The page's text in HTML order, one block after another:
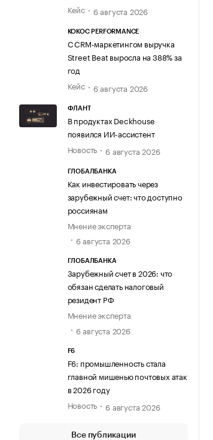
Кейс
6 августа 2026
KOKOC PERFORMANCE
С CRM-маркетингом выручка
Street Beat выросла на 388% за
год
Кейс
6 августа 2026
ФЛАНТ
В продуктах Deckhouse
появился ИИ-ассистент
Новость
6 августа 2026
ГЛОБАЛБАНКА
Как инвестировать через
зарубежный счет: что доступно
россиянам
Мнение эксперта
6 августа 2026
ГЛОБАЛБАНКА
Зарубежный счет в 2026: что
обязан сделать налоговый
резидент РФ
Мнение эксперта
6 августа 2026
F6
F6: промышленность стала
главной мишенью почтовых атак
в 2026 году
Новость
6 августа 2026
Все публикации